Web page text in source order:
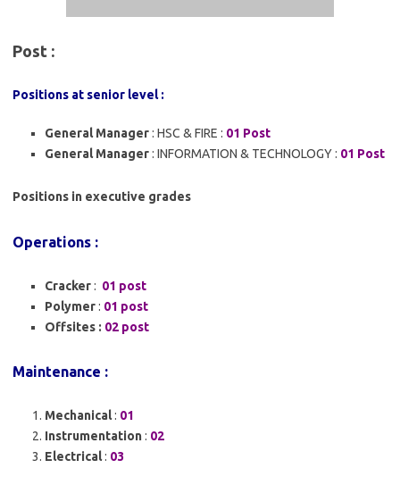
Post :
Positions at senior level :
General Manager: HSC & FIRE : 01 Post
General Manager: INFORMATION & TECHNOLOGY : 01 Post
Positions in executive grades
Operations :
Cracker: 01 post
Polymer: 01 post
Offsites : 02 post
Maintenance :
Mechanical: 01
Instrumentation: 02
Electrical: 03